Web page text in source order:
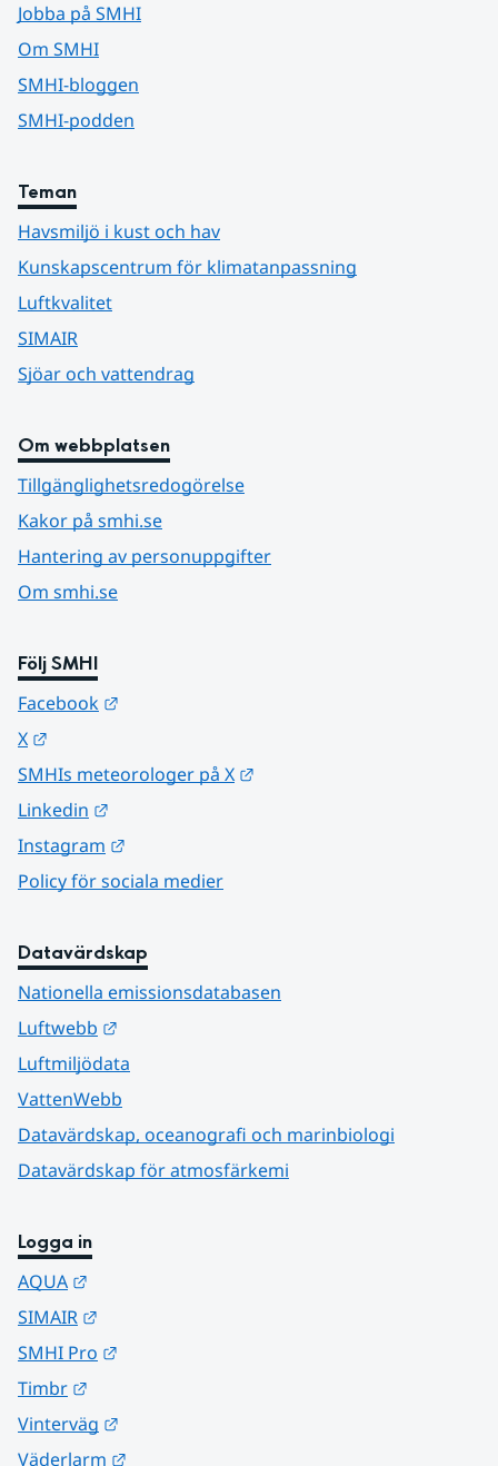
Jobba på SMHI
Om SMHI
SMHI-bloggen
SMHI-podden
Teman
Havsmiljö i kust och hav
Kunskapscentrum för klimatanpassning
Luftkvalitet
SIMAIR
Sjöar och vattendrag
Om webbplatsen
Tillgänglighetsredogörelse
Kakor på smhi.se
Hantering av personuppgifter
Om smhi.se
Följ SMHI
Facebook
X
SMHIs meteorologer på X
Linkedin
Instagram
Policy för sociala medier
Datavärdskap
Nationella emissionsdatabasen
Luftwebb
Luftmiljödata
VattenWebb
Datavärdskap, oceanografi och marinbiologi
Datavärdskap för atmosfärkemi
Logga in
AQUA
SIMAIR
SMHI Pro
Timbr
Vinterväg
Väderlarm